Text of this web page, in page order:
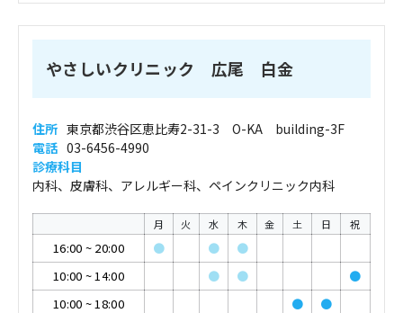
やさしいクリニック 広尾 白金
住所 東京都渋谷区恵比寿2-31-3 O-KA building-3F
電話 03-6456-4990
診療科目
内科、皮膚科、アレルギー科、ペインクリニック内科
月 火 水 木 金 土 日 祝
16:00 ~ 20:00 ● ●
●
10:00 ~14:00 ● ●
●
10:00 ~18:00 ● ●